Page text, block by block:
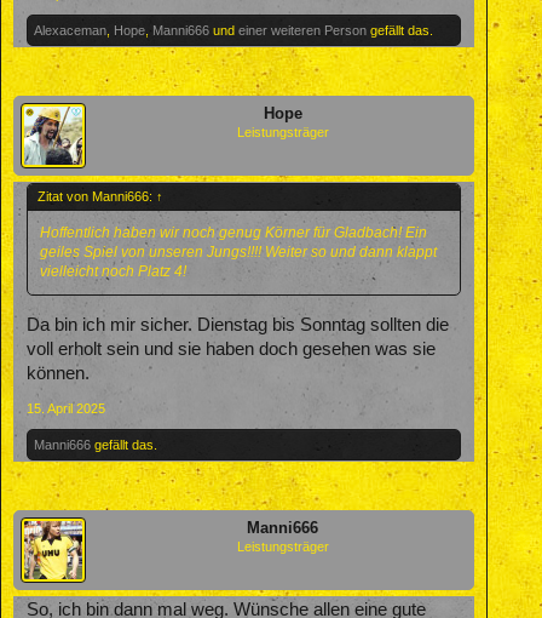
Alexaceman Hope Manni666 und einer weiteren Person gefällt das.
Hope
Leistungsträger
Zitat von Manni666: ↑
Hoffentlich haben wir noch genug Körner für Gladbach! Ein
geiles Spiel von unseren Jungs!!!! Weiter so und dann klappt
vielleicht noch Platz 4!
Da bin ich mir sicher. Dienstag bis Sonntag sollten die
voll erholt sein und sie haben doch gesehen was sie
können.
15. April 2025
Manni666 gefällt das.
Manni666
Leistungsträger
So, ich bin dann mal weg. Wünsche allen eine gute